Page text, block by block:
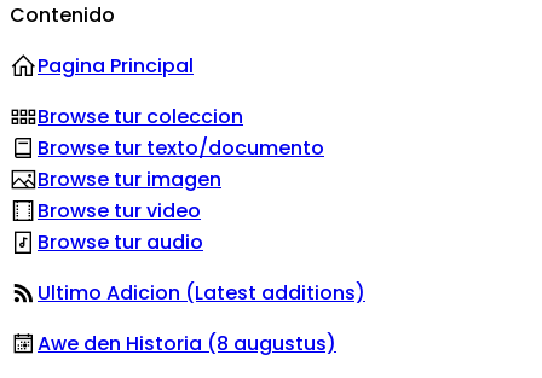
Contenido
Pagina Principal
Browse tur coleccion
Browse tur texto/documento
Browse tur imagen
Browse tur video
Browse tur audio
Ultimo Adicion (Latest additions)
Awe den Historia (8 augustus)